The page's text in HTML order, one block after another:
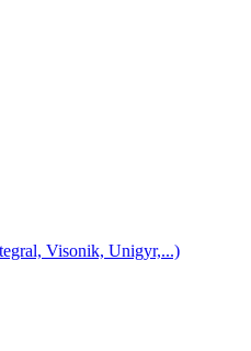
Visonik, Unigyr,...)